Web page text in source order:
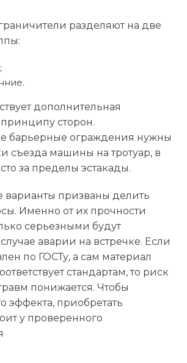
разделяют на две
дополнительная
сторон.
барьерные ограждения нужны
съезда машины на тротуар, в
за пределы эстакады.
варианты призваны делить
Именно от их прочности
серьезными будут
аварии на встречке. Если
по ГОСТу, а сам материал
стандартам, то риск
понижается. Чтобы
эффекта, приобретать
у проверенного